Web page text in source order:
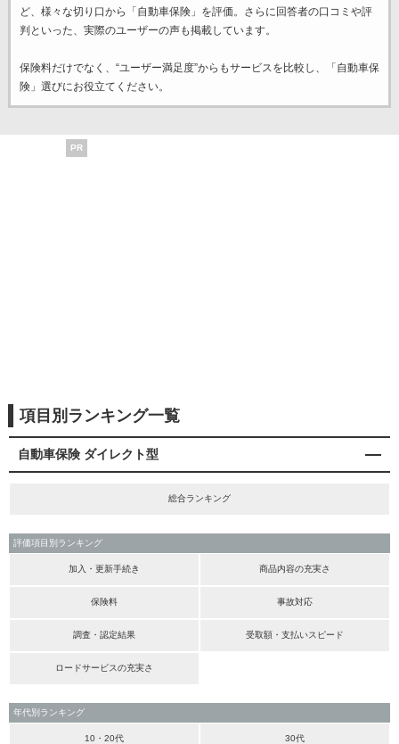
ど、様々な切り口から「自動車保険」を評価。さらに回答者の口コミや評
判といった、実際のユーザーの声も掲載しています。
保険料だけでなく、“ユーザー満足度”からもサービスを比較し、「自動車保
険」選びにお役立てください。
PR
項目別ランキング一覧
自動車保険 ダイレクト型
総合ランキング
評価項目別ランキング
加入・更新手続き 商品内容の充実さ
保険料 事故対応
調査・認定結果 受取額・支払いスピード
ロードサービスの充実さ
年代別ランキング
10・20代 30代